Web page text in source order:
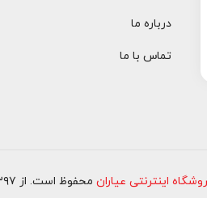
درباره ما
تماس با ما
اینترنتی عیارانمحفوظ است. از ۱۳۹۷ تا کنون